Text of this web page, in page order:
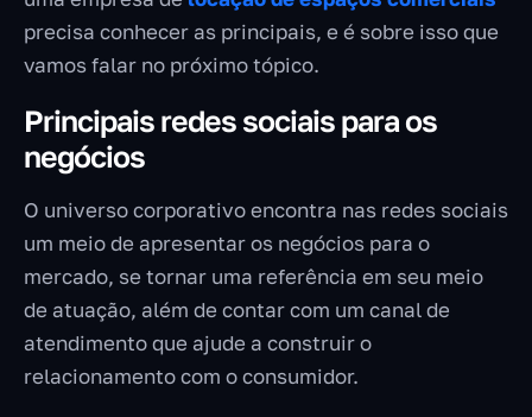
precisa conhecer as principais, e é sobre isso que
vamos falar no próximo tópico.
Principais redes sociais para os
negócios
O universo corporativo encontra nas redes sociais
um meio de apresentar os negócios para o
mercado, se tornar uma referência em seu meio
de atuação, além de contar com um canal de
atendimento que ajude a construir o
relacionamento com o consumidor.